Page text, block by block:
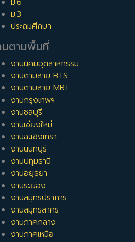
ม.3
ประถมศึกษา
นตามพื้นที่
งานนิคมอุตสาหกรรม
งานตามสาย BTS
งานตามสาย MRT
งานกรุงเทพฯ
งานชลบุรี
งานเชียงใหม่
งานฉะเชิงเทรา
งานนนทบุรี
งานปทุมธานี
งานอยุธยา
งานระยอง
งานสมุทรปราการ
งานสมุทรสาคร
งานภาคกลาง
งานภาคเหนือ